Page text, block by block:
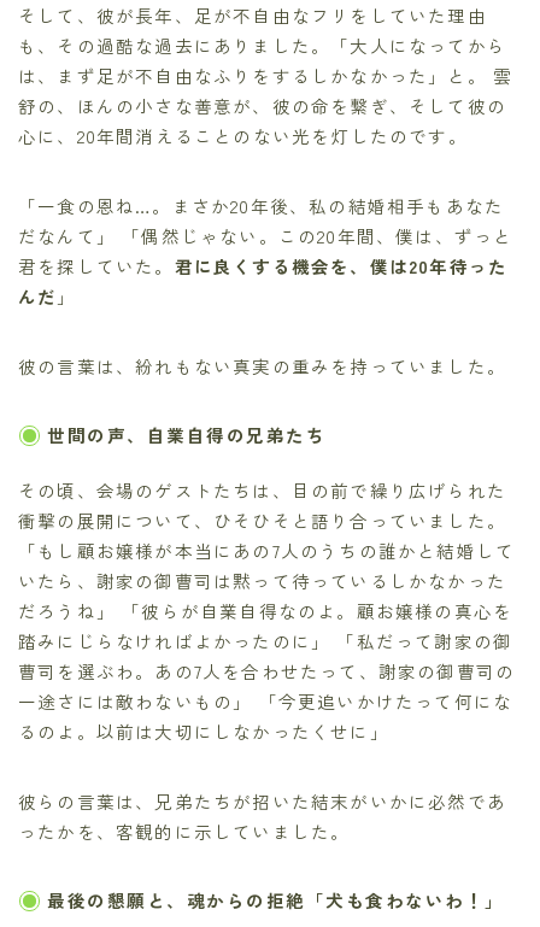
そして、彼が長年、足が不自由なフリをしていた理由
も、その過酷な過去にありました。「大人になってから
は、まず足が不自由なふりをするしかなかった」と。 雲
舒の、ほんの小さな善意が、彼の命を繋ぎ、そして彼の
心に、20年間消えることのない光を灯したのです。
「一食の恩ね…。まさか20年後、私の結婚相手もあなた
だなんて」 「偶然じゃない。この20年間、僕は、ずっと
君を探していた。 君に良くする機会を、僕は20年待った
んだ 」
彼の言葉は、紛れもない真実の重みを持っていました。
世間の声、自業自得の兄弟たち
その頃、会場のゲストたちは、目の前で繰り広げられた
衝撃の展開について、ひそひそと語り合っていました。
「もし顧お嬢様が本当にあの7人のうちの誰かと結婚して
いたら、謝家の御曹司は黙って待っているしかなかった
だろうね」 「彼らが自業自得なのよ。顧お嬢様の真心を
踏みにじらなければよかったのに」 「私だって謝家の御
曹司を選ぶわ。あの7人を合わせたって、謝家の御曹司の
一途さには敵わないもの」 「今更追いかけたって何にな
るのよ。以前は大切にしなかったくせに」
彼らの言葉は、兄弟たちが招いた結末がいかに必然であ
ったかを、客観的に示していました。
最後の懇願と、魂からの拒絶「犬も食わないわ！」